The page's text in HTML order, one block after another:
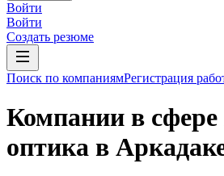
Войти
Войти
Создать резюме
Поиск по компаниямРегистрация
Компании в
оптика в